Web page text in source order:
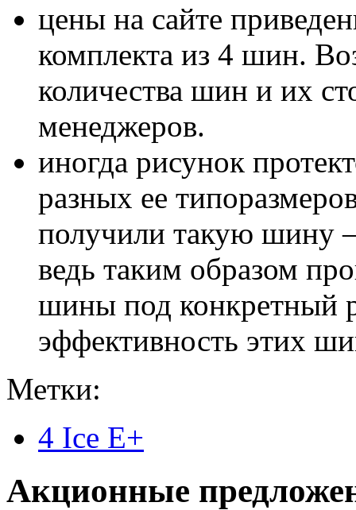
цены на сайте
комплекта из 4 шин.
количества шин и их
менеджеров.
иногда рисунок
разных ее
получили такую шину
ведь таким образом
шины под конкретный
эффективность этих
Метки:
4 Ice E+
Акционные